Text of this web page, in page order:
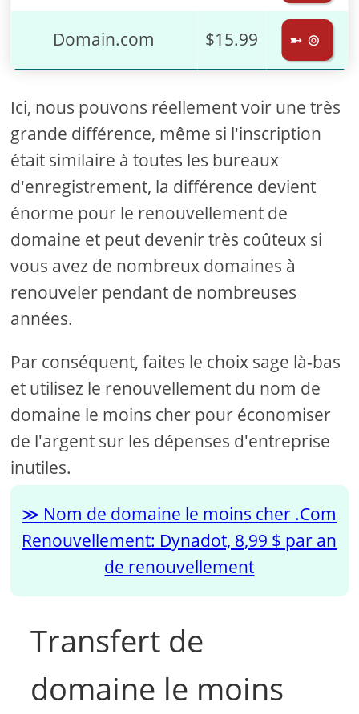
Domain.com $15.99 ➼ ⊚
Ici, nous pouvons réellement voir une très
grande différence, même si l'inscription
était similaire à toutes les bureaux
d'enregistrement, la différence devient
énorme pour le renouvellement de
domaine et peut devenir très coûteux si
vous avez de nombreux domaines à
renouveler pendant de nombreuses
années.
Par conséquent, faites le choix sage là-bas
et utilisez le renouvellement du nom de
domaine le moins cher pour économiser
de l'argent sur les dépenses d'entreprise
inutiles.
Nom de domaine le moins cher .Com
Renouvellement: Dynadot, 8,99 $ par an
de renouvellement
Transfert de
domaine le moins